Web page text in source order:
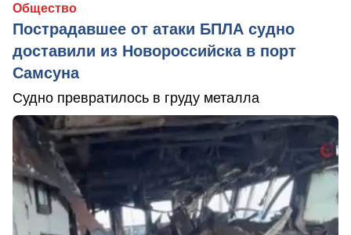
Общество
Пострадавшее от атаки БПЛА судно
доставили из Новороссийска в порт
Самсуна
Судно превратилось в груду металла